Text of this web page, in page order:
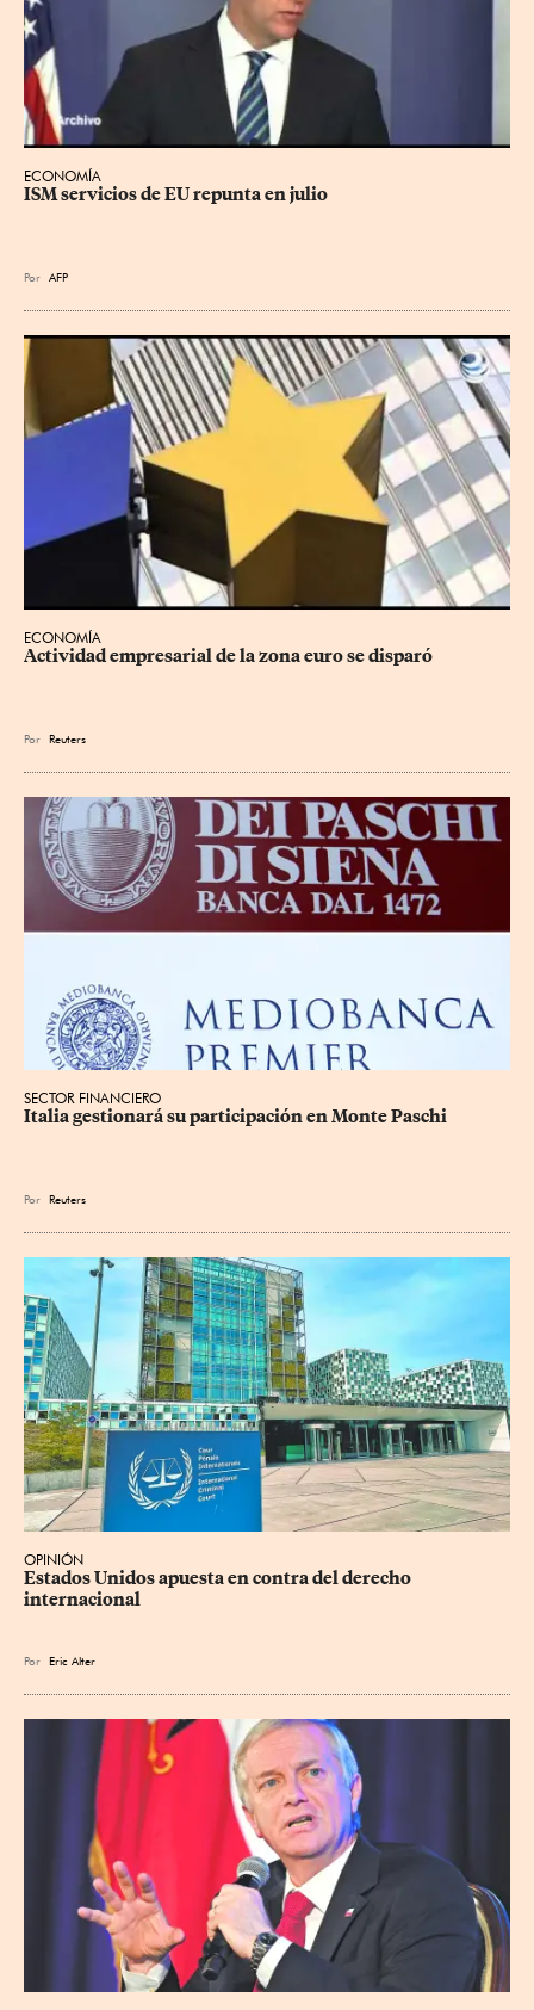
ECONOMÍA
ISM servicios de EU repunta en julio
Por AFP
ECONOMÍA
Actividad empresarial de la zona euro se disparó
Por Reuters
SECTOR FINANCIERO
Italia gestionará su participación en Monte Paschi
Por Reuters
OPINIÓN
Estados Unidos apuesta en contra del derecho
internacional
Por Eric Alter